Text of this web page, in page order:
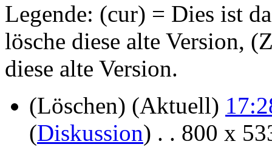
Legende: (cur) = Dies ist
lösche diese alte Version,
diese alte Version.
(Löschen) (Aktuell)
(Diskussion) . . 800 x